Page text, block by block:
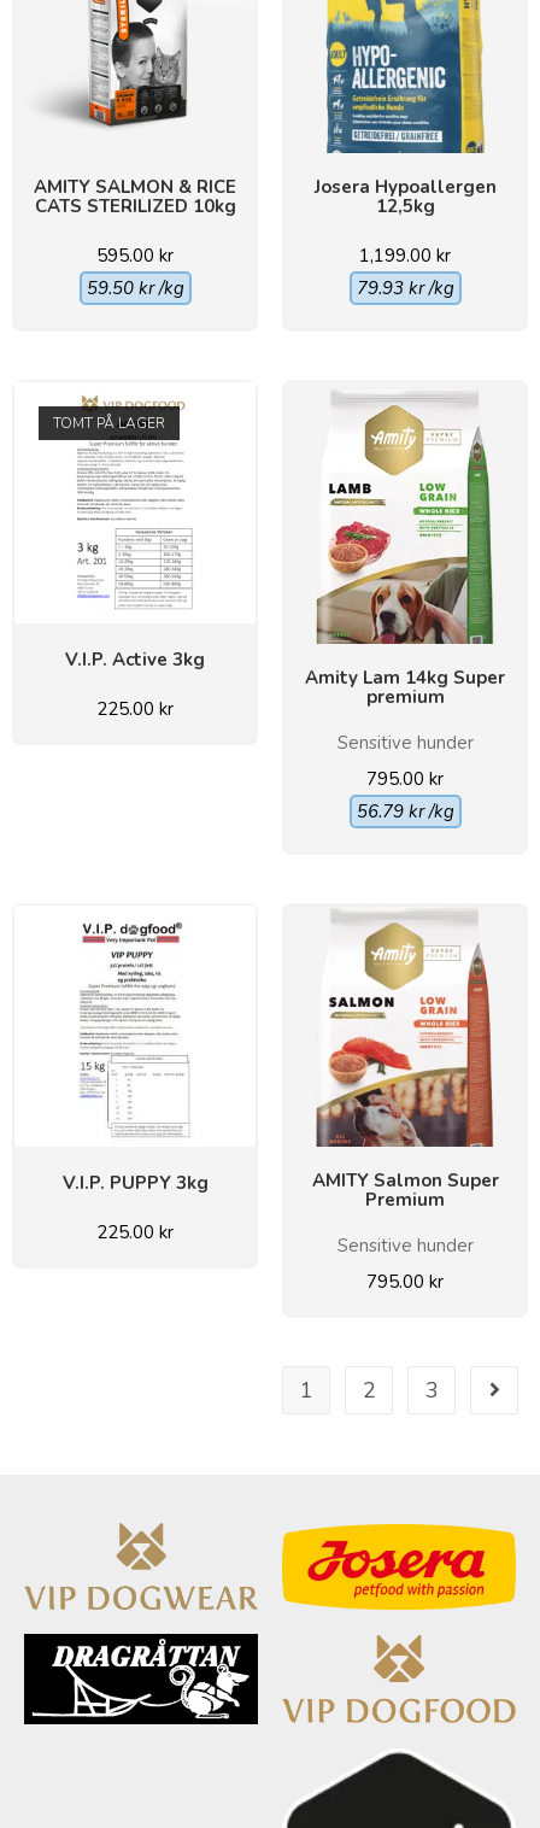
AMITY SALMON & RICE
CATS STERILIZED 10kg
595.00 kr
59.50 kr /kg
Josera Hypoallergen
12,5kg
1,199.00 kr
79.93 kr /kg
TOMT PÅ LAGER
V.I.P. Active 3kg
225.00 kr
Amity Lam 14kg Super
premium
Sensitive hunder
795.00 kr
56.79 kr /kg
V.I.P. PUPPY 3kg
225.00 kr
AMITY Salmon Super
Premium
Sensitive hunder
795.00 kr
1 2 3